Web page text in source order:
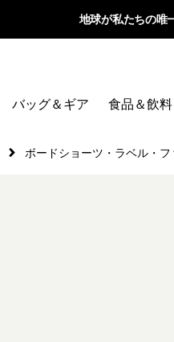
地球が私たちの唯
バッグ＆ギア 食品＆飲料
ボードショーツ・ラベル・